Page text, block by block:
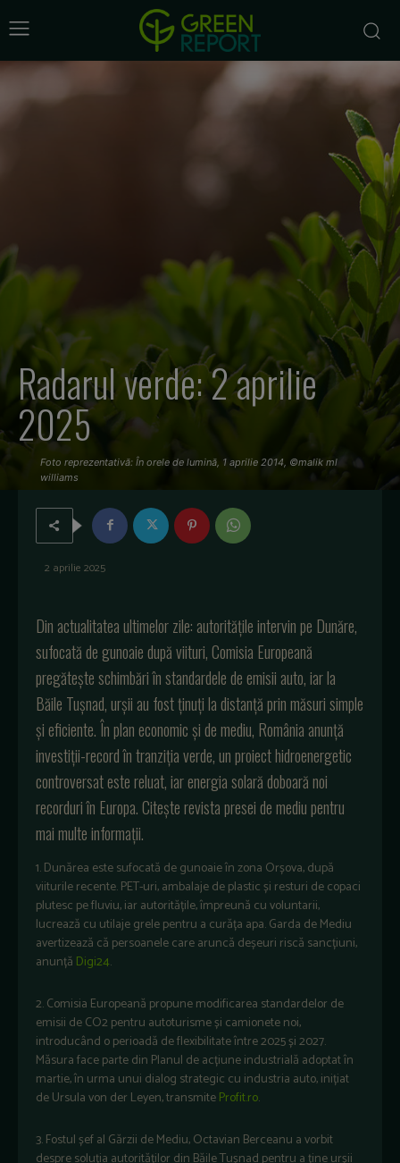
Radarul verde: 2 aprilie
2025
Foto reprezentativă: În orele de lumină, 1 aprilie 2014, ©malik ml
williams
2 aprilie 2025
Din actualitatea ultimelor zile: autoritățile intervin pe Dunăre,
sufocată de gunoaie după viituri, Comisia Europeană
pregătește schimbări în standardele de emisii auto, iar la
Băile Tușnad, urșii au fost ținuți la distanță prin măsuri simple
și eficiente. În plan economic și de mediu, România anunță
investiții-record în tranziția verde, un proiect hidroenergetic
controversat este reluat, iar energia solară doboară noi
recorduri în Europa. Citește revista presei de mediu pentru
mai multe informații.
1. Dunărea este sufocată de gunoaie în zona Orșova, după
viiturile recente. PET-uri, ambalaje de plastic și resturi de copaci
plutesc pe fluviu, iar autoritățile, împreună cu voluntarii,
lucrează cu utilaje grele pentru a curăța apa. Garda de Mediu
avertizează că persoanele care aruncă deșeuri riscă sancțiuni,
anunță Digi24.
2. Comisia Europeană propune modificarea standardelor de
emisii de CO2 pentru autoturisme și camionete noi,
introducând o perioadă de flexibilitate între 2025 și 2027.
Măsura face parte din Planul de acțiune industrială adoptat în
martie, în urma unui dialog strategic cu industria auto, inițiat
de Ursula von der Leyen, transmiteProfit.ro.
3. Fostul șef al Gărzii de Mediu, Octavian Berceanu a vorbit
despre soluția autorităților din Băile Tușnad pentru a ține urșii